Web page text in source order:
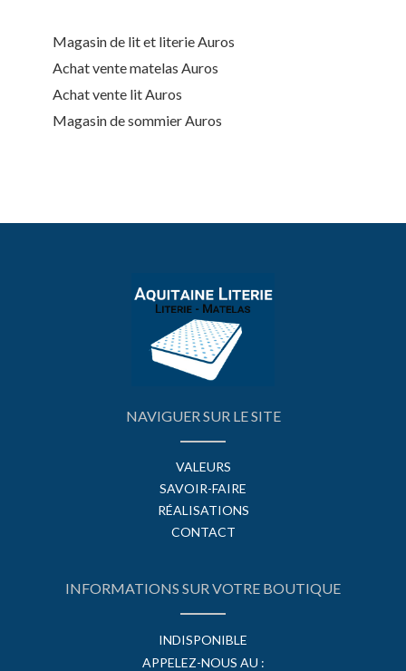
Magasin de lit et literie Auros
Achat vente matelas Auros
Achat vente lit Auros
Magasin de sommier Auros
NAVIGUER SUR LE SITE
VALEURS
SAVOIR-FAIRE
RÉALISATIONS
CONTACT
INFORMATIONS SUR VOTRE BOUTIQUE
INDISPONIBLE
APPELEZ-NOUS AU :